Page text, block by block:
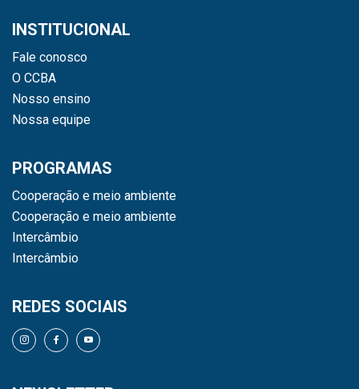
INSTITUCIONAL
Fale conosco
O CCBA
Nosso ensino
Nossa equipe
PROGRAMAS
Cooperação e meio ambiente
Cooperação e meio ambiente
Intercâmbio
Intercâmbio
REDES SOCIAIS